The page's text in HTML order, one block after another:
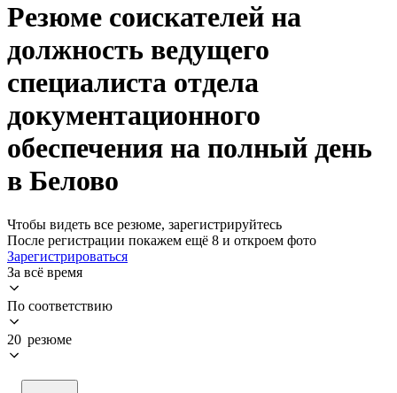
Резюме соискателей на
должность ведущего
специалиста отдела
документационного
обеспечения на полный день
в Белово
Чтобы видеть все резюме, зарегистрируйтесь
После регистрации покажем ещё 8 и откроем фото
Зарегистрироваться
За всё время
По соответствию
20 резюме